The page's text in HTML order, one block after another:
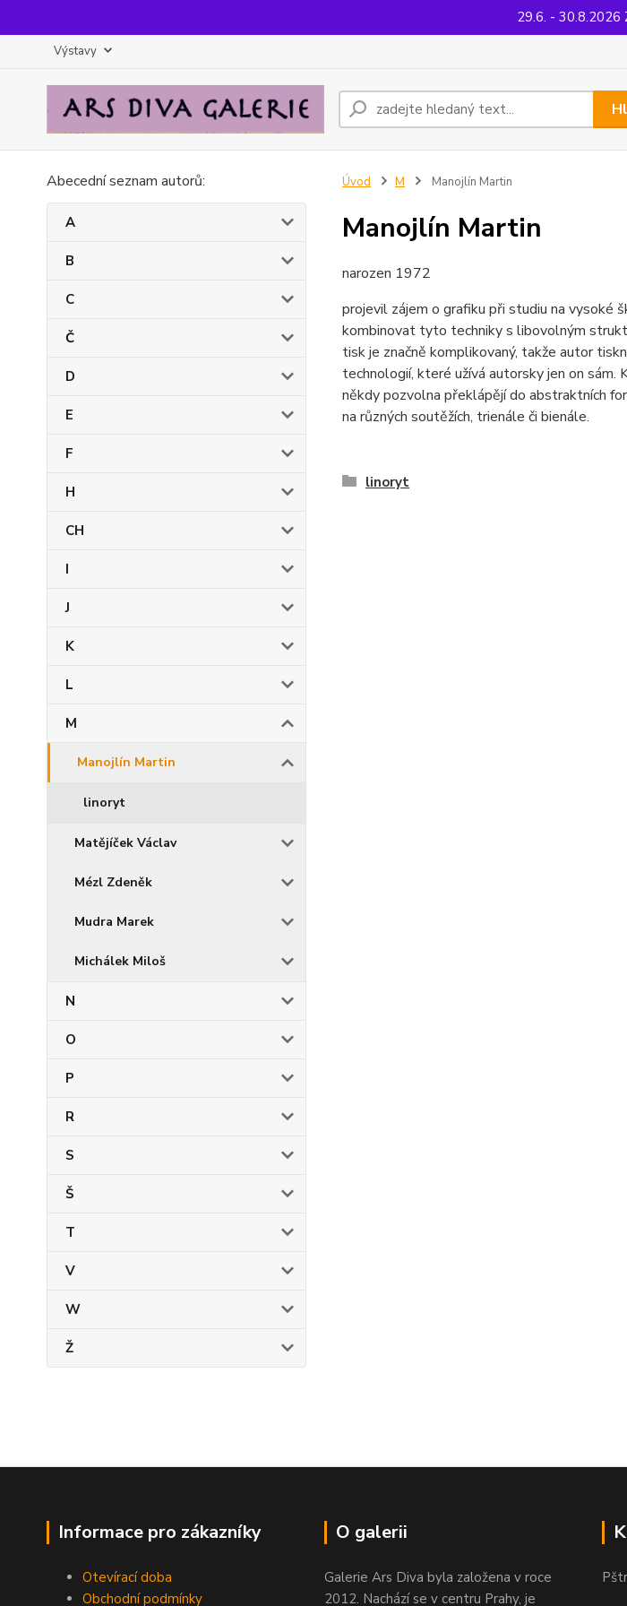
29.6. - 30.8.2026
Výstavy
Abecední seznam autorů:
A
B
C
Č
D
E
F
H
CH
I
J
K
L
M
Manojlín Martin
linoryt
Matějíček Václav
Mézl Zdeněk
Mudra Marek
Michálek Miloš
N
O
P
R
S
Š
T
V
W
Ž
Úvod M Manojlín Martin
Manojlín Martin
narozen 1972
projevil zájem o grafiku při studiu na vysoké
kombinovat tyto techniky s libovolným
tisk je značně komplikovaný, takže autor
technologií, které užívá autorsky jen on
někdy pozvolna překlápějí do abstraktních
na různých soutěžích, trienále či bienále.
linoryt
Informace pro zákazníky
Otevírací doba
Obchodní podmínky
O galerii
Galerie Ars Diva byla založena v roce
2012. Nachází se v centru Prahy, je